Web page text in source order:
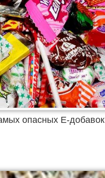
опасных Е-добавок